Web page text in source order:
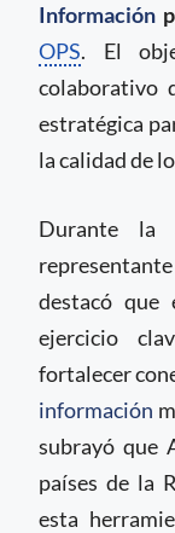
Información
OPS. El
colaborativo
estratégica
la calidad de
Durante la
destacó que
ejercicio
fortalecer
información
subrayó que
países de la
esta